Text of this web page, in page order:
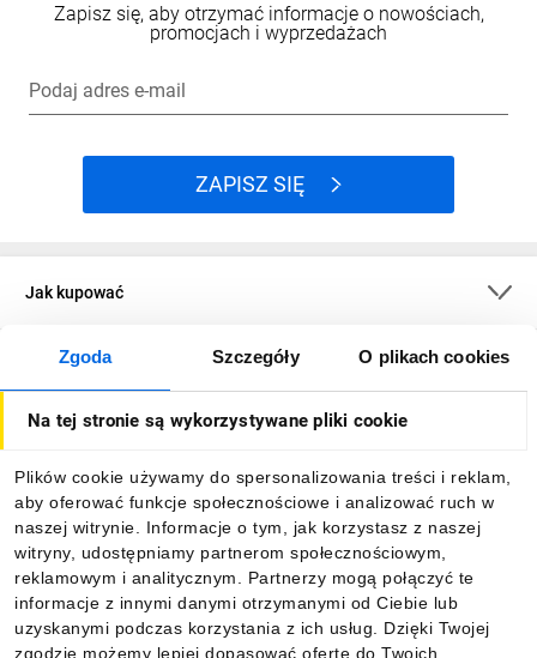
Zgoda Szczegóły O plikach cookies
Na tej stronie są wykorzystywane pliki cookie
Plików cookie używamy do spersonalizowania treści i reklam,
aby oferować funkcje społecznościowe i analizować ruch w
naszej witrynie. Informacje o tym, jak korzystasz z naszej
witryny, udostępniamy partnerom społecznościowym,
reklamowym i analitycznym. Partnerzy mogą połączyć te
informacje z innymi danymi otrzymanymi od Ciebie lub
uzyskanymi podczas korzystania z ich usług. Dzięki Twojej
zgodzie możemy lepiej dopasować ofertę do Twoich
Zapisz się, aby otrzymać informacje o nowościach,
promocjach i wyprzedażach
Podaj adres e-mail
ZAPISZ SIĘ
Jak kupować
O firmie
Informacje
Pobierz naszą aplikację mobilną: